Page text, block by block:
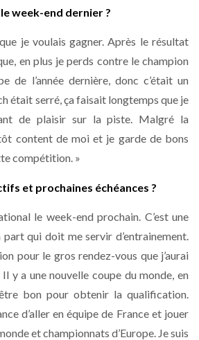
week-end dernier ?
je voulais gagner. Après le résultat
en plus je perds contre le champion
de l’année dernière, donc c’était un
était serré, ça faisait longtemps que je
de plaisir sur la piste. Malgré la
content de moi et je garde de bons
compétition. »
et prochaines échéances ?
le week-end prochain. C’est une
qui doit me servir d’entrainement.
pour le gros rendez-vous que j’aurai
y a une nouvelle coupe du monde, en
bon pour obtenir la qualification.
d’aller en équipe de France et jouer
et championnats d’Europe. Je suis